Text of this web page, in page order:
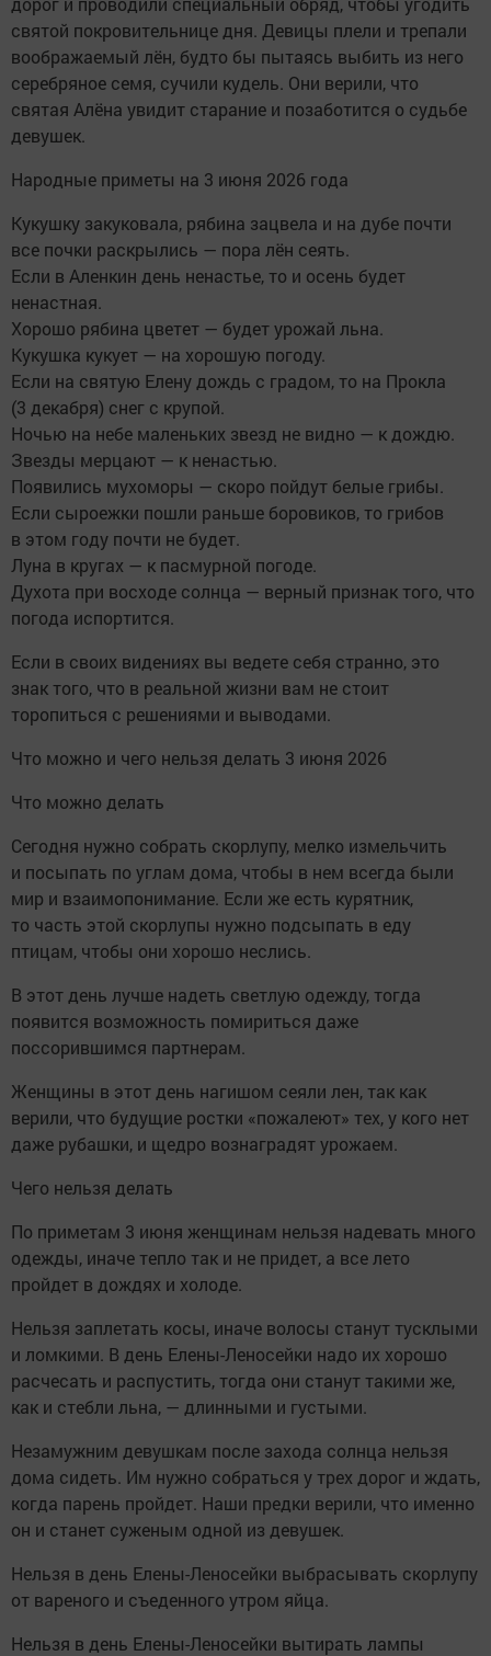
святой покровительнице дня. Девицы плели и трепали
воображаемый лён, будто бы пытаясь выбить из него
серебряное семя, сучили кудель. Они верили, что
святая Алёна увидит старание и позаботится о судьбе
девушек.
Народные приметы на 3 июня 2026 года
Кукушку закуковала, рябина зацвела и на дубе почти
все почки раскрылись — пора лён сеять.
Если в Аленкин день ненастье, то и осень будет
ненастная.
Хорошо рябина цветет — будет урожай льна.
Кукушка кукует — на хорошую погоду.
Если на святую Елену дождь с градом, то на Прокла
(3 декабря) снег с крупой.
Ночью на небе маленьких звезд не видно — к дождю.
Звезды мерцают — к ненастью.
Появились мухоморы — скоро пойдут белые грибы.
Если сыроежки пошли раньше боровиков, то грибов
в этом году почти не будет.
Луна в кругах — к пасмурной погоде.
Духота при восходе солнца — верный признак того, что
погода испортится.
Если в своих видениях вы ведете себя странно, это
знак того, что в реальной жизни вам не стоит
торопиться с решениями и выводами.
Что можно и чего нельзя делать 3 июня 2026
Что можно делать
Сегодня нужно собрать скорлупу, мелко измельчить
и посыпать по углам дома, чтобы в нем всегда были
мир и взаимопонимание. Если же есть курятник,
то часть этой скорлупы нужно подсыпать в еду
птицам, чтобы они хорошо неслись.
В этот день лучше надеть светлую одежду, тогда
появится возможность помириться даже
поссорившимся партнерам.
Женщины в этот день нагишом сеяли лен, так как
верили, что будущие ростки «пожалеют» тех, у кого нет
даже рубашки, и щедро вознаградят урожаем.
Чего нельзя делать
По приметам 3 июня женщинам нельзя надевать много
одежды, иначе тепло так и не придет, а все лето
пройдет в дождях и холоде.
Нельзя заплетать косы, иначе волосы станут тусклыми
и ломкими. В день Елены-Леносейки надо их хорошо
расчесать и распустить, тогда они станут такими же,
как и стебли льна, — длинными и густыми.
Незамужним девушкам после захода солнца нельзя
дома сидеть. Им нужно собраться у трех дорог и ждать,
когда парень пройдет. Наши предки верили, что именно
он и станет суженым одной из девушек.
Нельзя в день Елены-Леносейки выбрасывать скорлупу
от вареного и съеденного утром яйца.
Нельзя в день Елены-Леносейки вытирать лампы